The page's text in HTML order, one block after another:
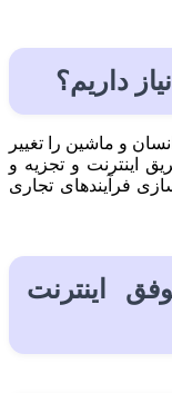
داریم؟
و ماشین را تغییر
اینترنت و تجزیه و
فرآیندهای تجاری
اینترنت